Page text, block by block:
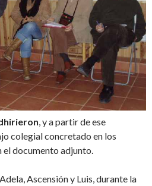
, y a partir de ese
colegial concretado en los
el documento adjunto.
Ascensión y Luis, durante la